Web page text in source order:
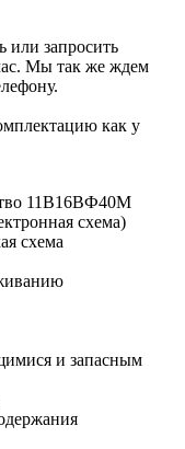
или запросить
Мы так же ждем
как у
11В16ВФ40М
схема)
схема
и запасным